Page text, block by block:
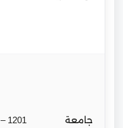
جامعة
1201 –